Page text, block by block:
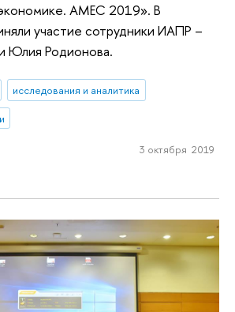
AMEC 2019». В
участие сотрудники ИАПР –
Юлия Родионова.
исследования и аналитика
3 октября 2019